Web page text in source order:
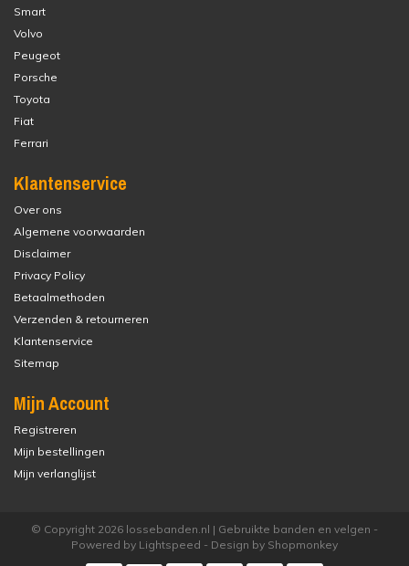
Smart
Volvo
Peugeot
Porsche
Toyota
Fiat
Ferrari
Klantenservice
Over ons
Algemene voorwaarden
Disclaimer
Privacy Policy
Betaalmethoden
Verzenden & retourneren
Klantenservice
Sitemap
Mijn Account
Registreren
Mijn bestellingen
Mijn verlanglijst
© Copyright 2026 lossebanden.nl | Gebruikte banden en velgen -
Powered by Lightspeed - Design by Shopmonkey